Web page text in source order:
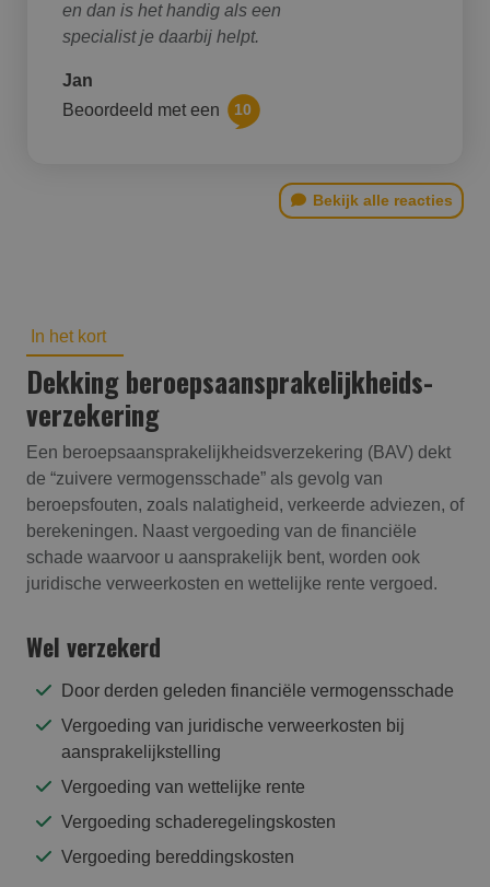
en dan is het handig als een
specialist je daarbij helpt.
Jan
Beoordeeld met een
10
Bekijk alle reacties
In het kort
Dekking beroepsaansprakelijk­heids­
verzekering
Een beroepsaansprakelijkheidsverzekering (BAV) dekt
de “zuivere vermogensschade” als gevolg van
beroepsfouten, zoals nalatigheid, verkeerde adviezen, of
berekeningen. Naast vergoeding van de financiële
schade waarvoor u aansprakelijk bent, worden ook
juridische verweerkosten en wettelijke rente vergoed.
Wel verzekerd
Door derden geleden financiële vermogensschade
Vergoeding van juridische verweerkosten bij
aansprakelijkstelling
Vergoeding van wettelijke rente
Vergoeding schaderegelingskosten
Vergoeding bereddingskosten